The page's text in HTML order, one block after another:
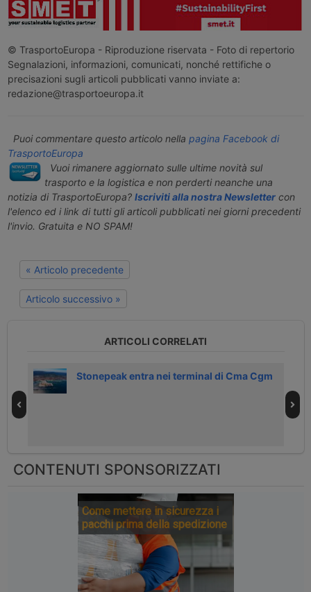
© TrasportoEuropa - Riproduzione riservata - Foto di repertorio
Segnalazioni, informazioni, comunicati, nonché rettifiche o
precisazioni sugli articoli pubblicati vanno inviate a:
redazione@trasportoeuropa.it
Puoi commentare questo articolo nella pagina Facebook di
TrasportoEuropa
Vuoi rimanere aggiornato sulle ultime novità sul
trasporto e la logistica e non perderti neanche una
notizia di TrasportoEuropa? Iscriviti alla nostra Newslettercon
l'elenco ed i link di tutti gli articoli pubblicati nei giorni precedenti
l'invio. Gratuita e NO SPAM!
« Articolo precedente
Articolo successivo »
ARTICOLI CORRELATI
Stonepeak entra nei terminal di Cma Cgm
CONTENUTI SPONSORIZZATI
Come mettere in sicurezza i
pacchi prima della spedizione